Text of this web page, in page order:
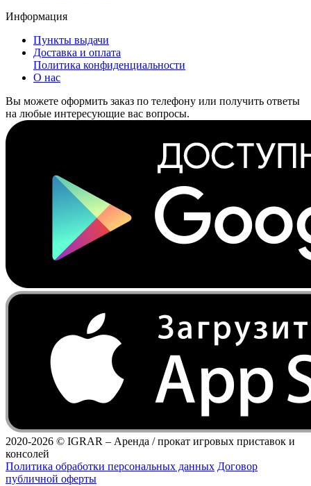
Информация
Пункты выдачи
Доставка и оплата
Политика конфиденциальности
О нас
Вы можете оформить заказ по телефону или получить ответы
на любые интересующие вас вопросы.
2020-2026 © IGRAR – Аренда / прокат игровых приставок и
консолей
Политика обработки персональных данных Договор
публичной оферты